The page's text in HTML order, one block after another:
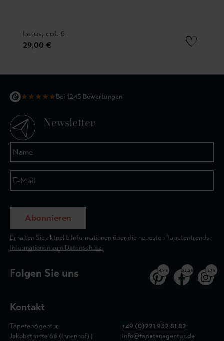
Latus, col. 6
29,00 €
★★★★★Bei 1245 Bewertungen
Newsletter
Abonnieren
Erhalten Sie aktuelle Informationen über die neuesten Tapetentrends.
Informationen zum Datenschutz.
Folgen Sie uns 4,9 k 32,5 k 3,1 k
Kontakt
TapetenAgentur
Jakobstrasse 66 (Innenhof) |
+49 (0)221 932 81 82
info@tapetenagentur.de